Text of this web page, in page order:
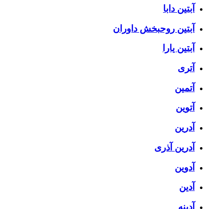
آبتین دابا
آبتین روحبخش داوران
آبتین یارا
آتری
آتمین
آتوین
آدرین
آدرین آذری
آدوین
آدین
آدینه